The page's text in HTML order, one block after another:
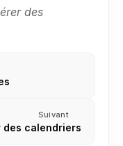
des
Suivant
des calendriers